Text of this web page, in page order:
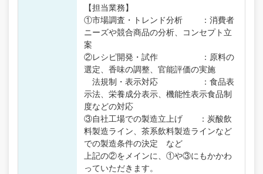
【担当業務】
①市場調査・トレンド分析 ：消費者
ニーズや競合商品の分析、コンセプト立
案
②レシピ開発・試作 ：原料の
選定、香味の調整、官能評価の実施
法規制・表示対応 ：食品表
示法、栄養成分表示、機能性表示食品制
度などの対応
③自社工場での製造立上げ ：炭酸飲
料製造ライン、茶系飲料製造ラインなど
での製造条件の決定 など
上記の②をメインに、①や③にもかかわ
っていただきます。